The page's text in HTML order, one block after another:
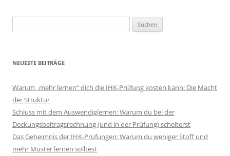
nach:
NEUESTE BEITRÄGE
Warum „mehr lernen“ dich die IHK-Prüfung kosten kann: Die Macht
der Struktur
Schluss mit dem Auswendiglernen: Warum du bei der
Deckungsbeitragsrechnung (und in der Prüfung) scheiterst
Das Geheimnis der IHK-Prüfungen: Warum du weniger Stoff und
mehr Muster lernen solltest